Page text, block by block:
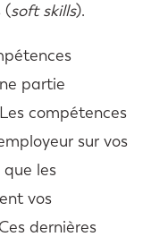
(soft skills).
partie
compétences
sur vos
les
vos
dernières